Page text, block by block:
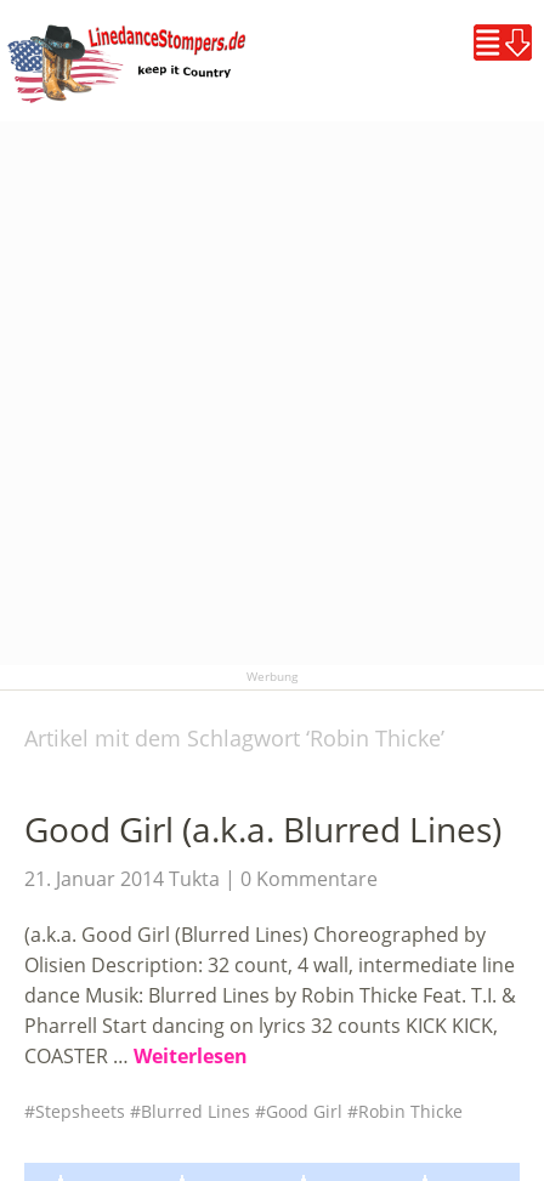
Werbung
Artikel mit dem Schlagwort ‘Robin Thicke’
Good Girl (a.k.a. Blurred Lines)
21. Januar 2014Tukta 0 Kommentare
(a.k.a. Good Girl (Blurred Lines) Choreographed by
Olisien Description: 32 count, 4 wall, intermediate line
dance Musik: Blurred Lines by Robin Thicke Feat. T.I. &
Pharrell Start dancing on lyrics 32 counts KICK KICK,
COASTER … Weiterlesen
Stepsheets Blurred Lines Good Girl Robin Thicke